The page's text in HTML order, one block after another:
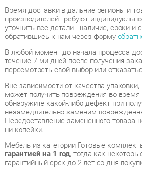
В любой момент до начала процесса
течение 7-ми дней после получения
пересмотреть свой выбор или отказаться
Вне зависимости от качества упаковки,
может получить повреждения во время
обнаружите какой-либо дефект при
незамедлительно заменим
Передоставление замененного товара не
ни копейки.
Мебель из категории Готовые комплекты
гарантией на 1 год , тогда как некоторые
гарантийный срок до 2 лет со дня
Набор модульной мебели Матрица для
Юниор -12.1 МДФ глянец Дуб
Ваниль копия 204527 - это
производимое компаниейМатрица, в
действующими государственными